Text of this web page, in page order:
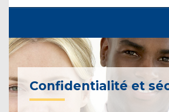
Confidentialité et